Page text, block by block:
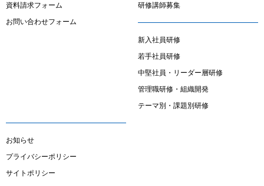
資料請求フォーム
お問い合わせフォーム
研修講師募集
新入社員研修
若手社員研修
中堅社員・リーダー層研修
管理職研修・組織開発
テーマ別・課題別研修
お知らせ
プライバシーポリシー
サイトポリシー